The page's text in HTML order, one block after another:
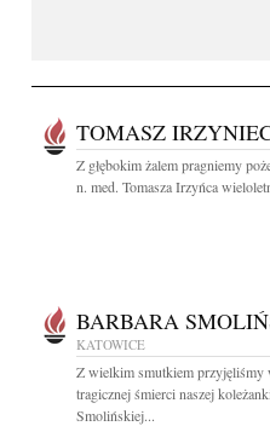
TOMASZ
Z głębokim żalem pragniemy
n. med. Tomasza Irzyńca
BARBARA
KATOWICE
Z wielkim smutkiem przyjęliśmy
tragicznej śmierci naszej
Smolińskiej...